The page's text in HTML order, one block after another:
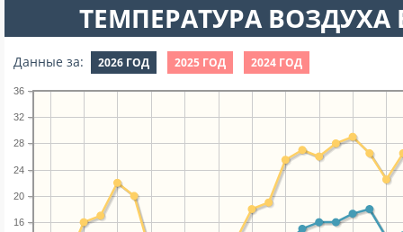
ТЕМПЕРАТУРА ВОЗДУХА
Данные за: 2026 ГОД 2025 ГОД 2024 ГОД
16
20
24
28
32
36